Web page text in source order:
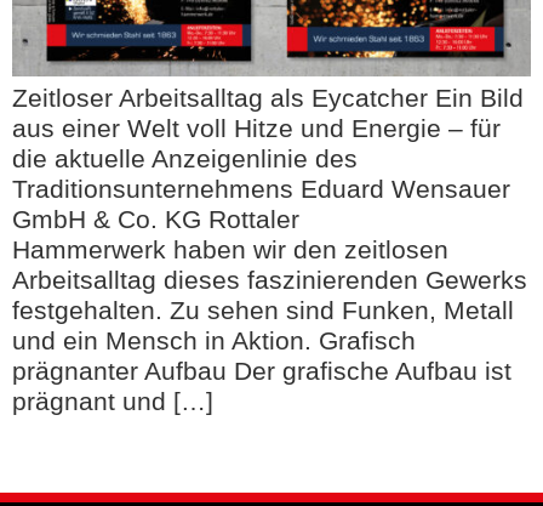
Zeitloser Arbeitsalltag als Eycatcher Ein Bild
aus einer Welt voll Hitze und Energie – für
die aktuelle Anzeigenlinie des
Traditionsunternehmens Eduard Wensauer
GmbH & Co. KG Rottaler
Hammerwerk haben wir den zeitlosen
Arbeitsalltag dieses faszinierenden Gewerks
festgehalten. Zu sehen sind Funken, Metall
und ein Mensch in Aktion. Grafisch
prägnanter Aufbau Der grafische Aufbau ist
prägnant und […]